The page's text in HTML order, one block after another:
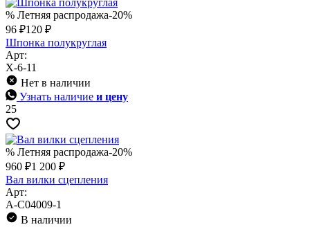
% Летняя распродажа-20%
96 ₽120 ₽
Шпонка полукруглая
Арт:
X-6-11
Нет в наличии
Узнать наличие и цену
25
% Летняя распродажа-20%
960 ₽1 200 ₽
Вал вилки сцепления
Арт:
A-C04009-1
В наличии